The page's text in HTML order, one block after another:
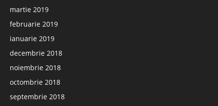
martie 2019
februarie 2019
ianuarie 2019
decembrie 2018
noiembrie 2018
octombrie 2018
septembrie 2018